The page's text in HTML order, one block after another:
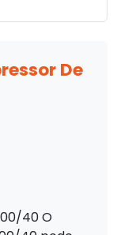
De
40 O